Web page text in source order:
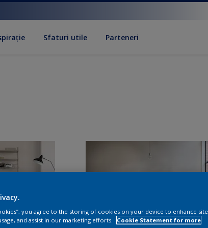
Sfaturi utile Parteneri
you agree to the storing of cookies on your device to enhance site
and assist in our marketing efforts.
Cookie Statement for more